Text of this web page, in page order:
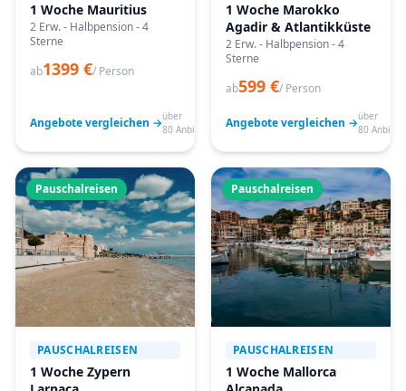
1 Woche Mauritius
2 Erw. - Halbpension - 4
Sterne
ab1399 €/ Person
Angebote vergleichen →über
80 Anbieter
1 Woche Marokko
Agadir & Atlantikküste
2 Erw. - Halbpension - 4
Sterne
ab599 €/ Person
Angebote vergleichen →über
80
Pauschalreisen
PAUSCHALREISEN
1 Woche Zypern
Pauschalreisen
PAUSCHALREISEN
1 Woche Mallorca